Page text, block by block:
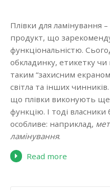
Плівки для ламінування
продукт, що
функціональністю.
обкладинку, етикетку
таким “захисним
світла та інших
що плівки виконують
функцію. І тоді
особливе: наприклад,
ламінування.
Read more